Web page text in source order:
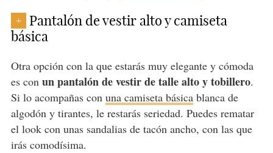
+
Pantalón de vestir alto y camiseta
básica
Otra opción con la que estarás muy elegante y cómoda
es con un pantalón de vestir de talle alto y tobillero.
Si lo acompañas con una camiseta básicablanca de
algodón y tirantes, le restarás seriedad. Puedes rematar
el look con unas sandalias de tacón ancho, con las que
irás comodísima.